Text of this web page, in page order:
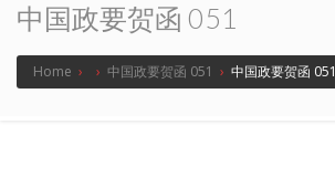
中国政要贺函 051
Home › › 中国政要贺函 051 › 中国政要贺函 051